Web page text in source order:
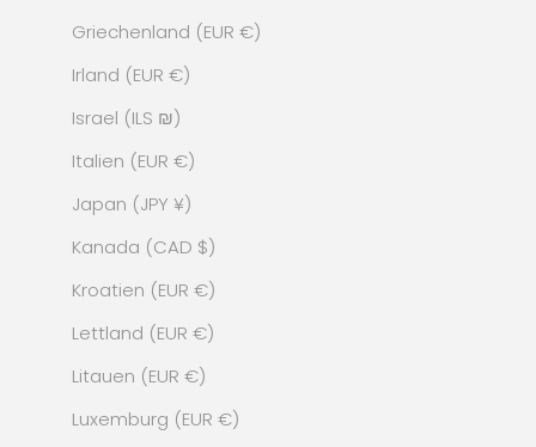
Griechenland (EUR €)
Irland (EUR €)
Israel (ILS ₪)
Italien (EUR €)
Japan (JPY ¥)
Kanada (CAD $)
Kroatien (EUR €)
Lettland (EUR €)
Litauen (EUR €)
Luxemburg (EUR €)